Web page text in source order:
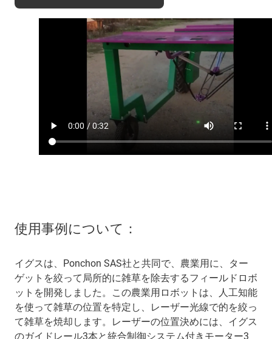
使用事例について：
イグスは、Ponchon SAS社と共同で、農業用に、ター
ゲットを絞って局所的に雑草を除去するフィールドロボ
ットを開発しました。この農業用ロボットは、人工知能
を使って雑草の位置を特定し、レーザー光線で的を絞っ
て雑草を焼却します。レーザーの位置決めには、イグス
のガイドレール3本と統合制御システム付きモーター3